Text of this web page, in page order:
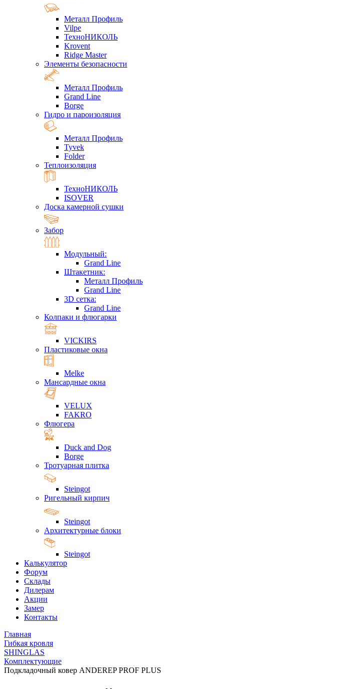
Металл Профиль
Vilpe
ТехноНИКОЛЬ
Krovent
Ridge Master
Элементы безопасности
Металл Профиль
Grand Line
Borge
Гидро и пароизоляция
Металл Профиль
Tyvek
Folder
Теплоизоляция
ТехноНИКОЛЬ
ISOVER
Доска камерной сушки
Забор
Модульный:
Grand Line
Штакетник:
Металл Профиль
Grand Line
3D сетка:
Grand Line
Колпаки и флюгарки
VICKIRS
Пластиковые окна
Melke
Мансардные окна
VELUX
FAKRO
Флюгера
Duck and Dog
Borge
Тротуарная плитка
Steingot
Ригельный кирпич
Steingot
Архитектурные блоки
Steingot
Калькулятор
Форум
Склады
Дилерам
Акции
Замер
Контакты
Главная
Гибкая кровля
SHINGLAS
Комплектующие
Подкладочный ковер ANDEREP PROF PLUS